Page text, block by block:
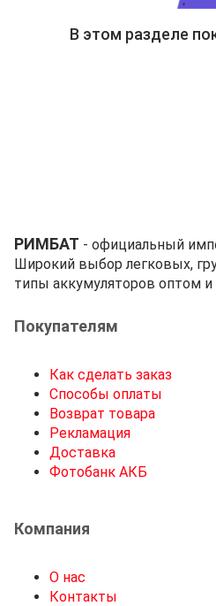
В этом разделе
РИМБАТ - официальный
Широкий выбор легковых,
типы аккумуляторов оптом и
Покупателям
Как сделать заказ
Способы оплаты
Возврат товара
Рекламация
Доставка
Фотобанк АКБ
Компания
О нас
Контакты